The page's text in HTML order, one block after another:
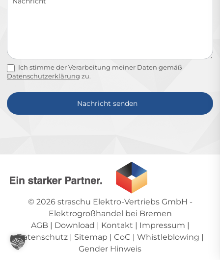
Ich stimme der Verarbeitung meiner Daten gemäß
Datenschutzerklärung zu.
Nachricht senden
© 2026 straschu Elektro-Vertriebs GmbH -
Elektrogroßhandel bei Bremen
AGB | Download | Kontakt | Impressum |
Datenschutz| Sitemap | CoC | Whistleblowing |
Gender Hinweis